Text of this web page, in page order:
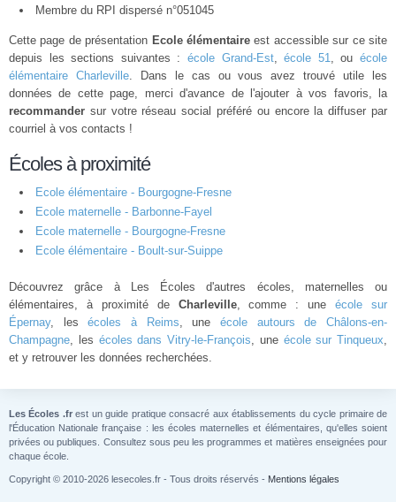
Membre du RPI dispersé n°051045
Cette page de présentation Ecole élémentaire est accessible sur ce site
depuis les sections suivantes : école Grand-Est,école 51, ouécole
élémentaire Charleville. Dans le cas ou vous avez trouvé utile les
données de cette page, merci d'avance de l'ajouter à vos favoris, la
recommander sur votre réseau social préféré ou encore la diffuser par
courriel à vos contacts !
Écoles à proximité
Ecole élémentaire - Bourgogne-Fresne
Ecole maternelle - Barbonne-Fayel
Ecole maternelle - Bourgogne-Fresne
Ecole élémentaire - Boult-sur-Suippe
Découvrez grâce à Les Écoles d'autres écoles, maternelles ou
élémentaires, à proximité de Charleville, comme : uneécole sur
Épernay, lesécoles à Reims, uneécole autours de Châlons-en-
Champagne, les écoles dans Vitry-le-François, une école sur Tinqueux,
et y retrouver les données recherchées.
Les Écoles .frest un guide pratique consacré aux établissements du cycle primaire de
l'Éducation Nationale française : les écoles maternelles et élémentaires, qu'elles soient
privées ou publiques. Consultez sous peu les programmes et matières enseignées pour
chaque école.
Copyright © 2010-2026 lesecoles.fr - Tous droits réservés - Mentions légales